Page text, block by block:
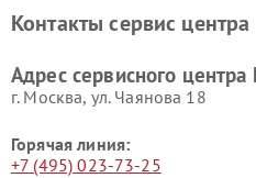
Kuppersbusch
Ремонт сушильных машин
Контакты сервис центра
Адрес сервисного
г. Москва, ул. Чаянова 18
Горячая линия:
+7 (495) 023-73-25